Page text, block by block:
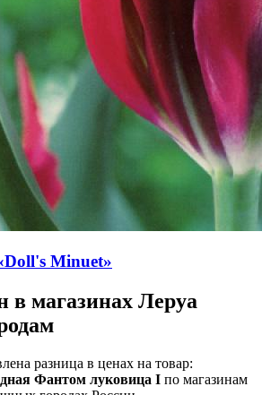
Minuet»
в магазинах Леруа
разница в ценах на товар:
Фантом луковица I по магазинам